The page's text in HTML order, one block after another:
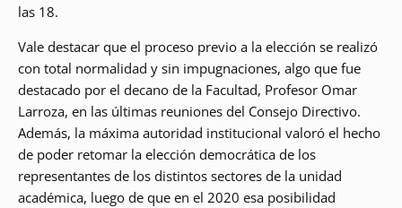
las 18.
Vale destacar que el proceso previo a la elección se realizó
con total normalidad y sin impugnaciones, algo que fue
destacado por el decano de la Facultad, Profesor Omar
Larroza, en las últimas reuniones del Consejo Directivo.
Además, la máxima autoridad institucional valoró el hecho
de poder retomar la elección democrática de los
representantes de los distintos sectores de la unidad
académica, luego de que en el 2020 esa posibilidad